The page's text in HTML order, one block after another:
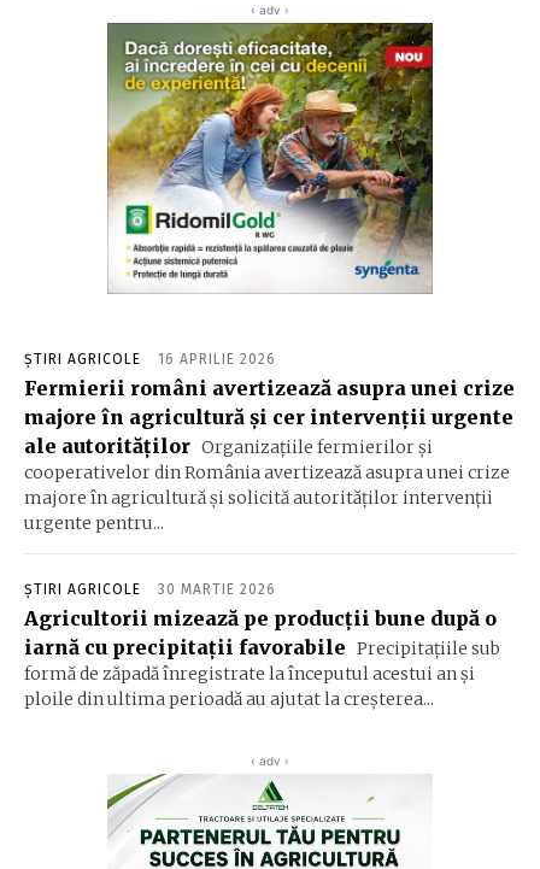
‹ adv ›
ȘTIRI AGRICOLE 16 APRILIE 2026
Fermierii români avertizează asupra unei crize
majore în agricultură și cer intervenții urgente
ale autorităților Organizaţiile fermierilor şi
cooperativelor din România avertizează asupra unei crize
majore în agricultură şi solicită autorităţilor intervenţii
urgente pentru...
ȘTIRI AGRICOLE 30 MARTIE 2026
Agricultorii mizează pe producții bune după o
iarnă cu precipitații favorabile Precipitațiile sub
formă de zăpadă înregistrate la începutul acestui an și
ploile din ultima perioadă au ajutat la creșterea...
‹ adv ›